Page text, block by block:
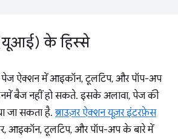
के हिस्से
पेज ऐक्शन में आइकॉन, टूलटिप, और पॉप-अप
बैज नहीं हो सकते. इसके अलावा, पेज की
जा सकता है. ब्राउज़र ऐक्शन यूज़र इंटरफ़ेस
आइकॉन, टूलटिप, और पॉप-अप के बारे में